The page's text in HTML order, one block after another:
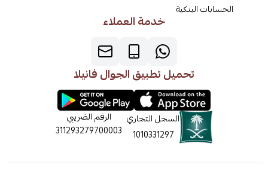
الحسابات البنكية
خدمة العملاء
تحميل تطبيق الجوال فانيلا
السجل التجاري
1010331297
الرقم الضريبي
311293279700003